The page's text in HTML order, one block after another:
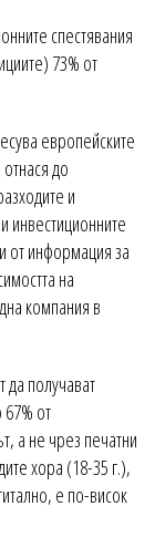
спестявания
73% от
европейските
до
и
инвестиционните
от информация за
на
компания в
да получават
от
а не чрез печатни
хора (18-35 г.),
е по-висок